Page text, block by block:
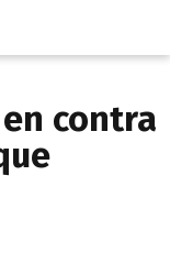
contra